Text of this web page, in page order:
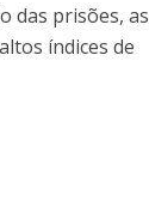
das prisões, as
índices de